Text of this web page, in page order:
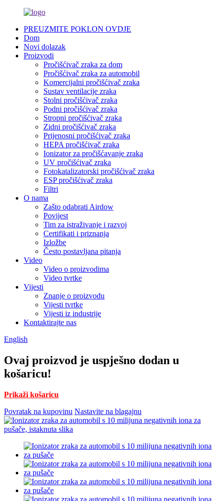
PREUZMITE POKLON OVDJE
Dom
Novi dolazak
Proizvodi
Pročišćivač zraka za dom
Pročišćivač zraka za automobil
Komercijalni pročišćivač zraka
Sustav ventilacije zraka
Stolni pročišćivač zraka
Podni pročišćivač zraka
Stropni pročišćivač zraka
Zidni pročišćivač zraka
Prijenosni pročišćivač zraka
HEPA pročišćivač zraka
Ionizator za pročišćavanje zraka
UV pročišćivač zraka
Fotokatalizatorski pročišćivač zraka
ESP pročišćivač zraka
Filtri
O nama
Zašto odabrati Airdow
Povijest
Tim za istraživanje i razvoj
Certifikati i priznanja
Izložbe
Često postavljana pitanja
Video
Video o proizvodima
Video tvrtke
Vijesti
Znanje o proizvodu
Vijesti tvrtke
Vijesti iz industrije
Kontaktirajte nas
English
Ovaj proizvod je uspješno dodan u
košaricu!
Prikaži košaricu
Povratak na kupovinu Nastavite na blagajnu